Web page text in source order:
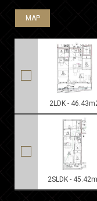
MAP
2LDK -
MAP
2SLDK -